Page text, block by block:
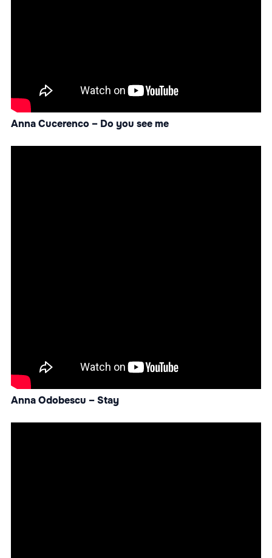
Anna Cucerenco – Do you see me
Anna Odobescu – Stay